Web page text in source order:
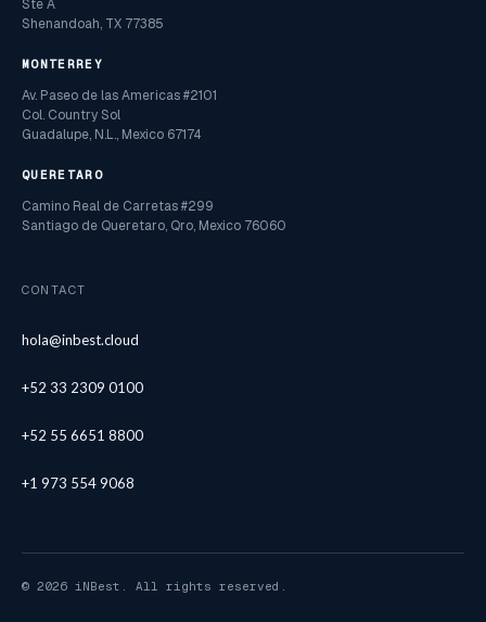
Ste A
Shenandoah, TX 77385
MONTERREY
Av. Paseo de las Americas #2101
Col. Country Sol
Guadalupe, N.L., Mexico 67174
QUERETARO
Camino Real de Carretas #299
Santiago de Queretaro, Qro, Mexico 76060
CONTACT
hola@inbest.cloud
+52 33 2309 0100
+52 55 6651 8800
+1 973 554 9068
© 2026 iNBest. All rights reserved.